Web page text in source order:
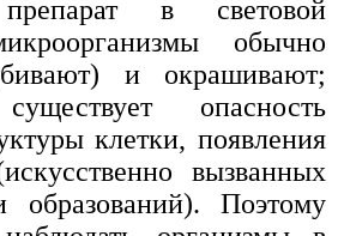
препарат в световой
обычно
и окрашивают;
опасность
клетки, появления
вызванных
образований). Поэтому